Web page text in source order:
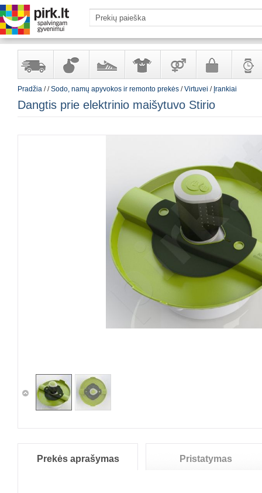
sandėlyje
ir
kosmetika
ir
aksesuarai
suaugusiems
Pradžia //Sodo, namų apyvokos ir remonto prekės /Virtuvei / Įrankiai
Dangtis prie elektrinio maišytuvo Stirio
Prekės aprašymas Pristatymas